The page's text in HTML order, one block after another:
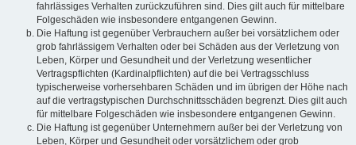
fahrlässiges Verhalten zurückzuführen sind. Dies gilt auch für mittelbare
Folgeschäden wie insbesondere entgangenen Gewinn.
Die Haftung ist gegenüber Verbrauchern außer bei vorsätzlichem oder
grob fahrlässigem Verhalten oder bei Schäden aus der Verletzung von
Leben, Körper und Gesundheit und der Verletzung wesentlicher
Vertragspflichten (Kardinalpflichten) auf die bei Vertragsschluss
typischerweise vorhersehbaren Schäden und im übrigen der Höhe nach
auf die vertragstypischen Durchschnittsschäden begrenzt. Dies gilt auch
für mittelbare Folgeschäden wie insbesondere entgangenen Gewinn.
Die Haftung ist gegenüber Unternehmern außer bei der Verletzung von
Leben, Körper und Gesundheit oder vorsätzlichem oder grob